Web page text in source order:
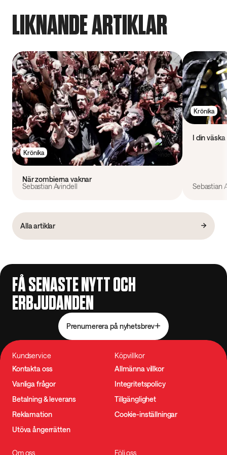
LIKNANDE ARTIKLAR
Krönika
När zombierna vaknar
Sebastian Avindell
Krönika
I din väska
Sebastian
Alla artiklar
FÅ SENASTE NYTT OCH
ERBJUDANDEN
Prenumerera på nyhetsbrev
Kundservice
Kontakta oss
Vanliga frågor
Betalning & leverans
Reklamation
Utöva ångerrätten
Köpvillkor
Allmänna villkor
Integritetspolicy
Tillgänglighet
Cookie-inställningar
Om oss Följ oss